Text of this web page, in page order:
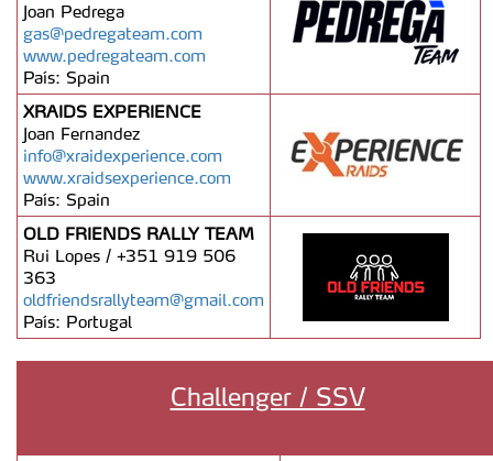
Joan Pedrega
gas@pedregateam.com
www.pedregateam.com
País: Spain
XRAIDS EXPERIENCE
Joan Fernandez
info@xraidexperience.com
www.xraidsexperience.com
País: Spain
OLD FRIENDS RALLY TEAM
Rui Lopes / +351 919 506
363
oldfriendsrallyteam@gmail.com
País: Portugal
Challenger / SSV